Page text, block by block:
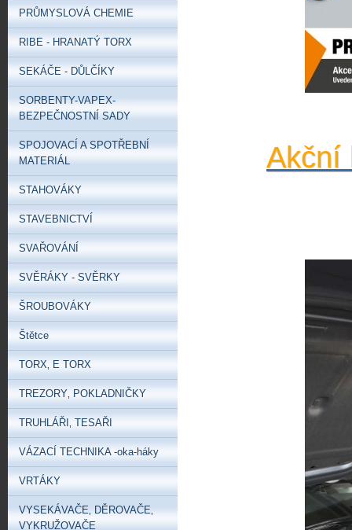
Akční
PRŮMYSLOVÁ CHEMIE
RIBE - HRANATÝ TORX
SEKÁČE - DŮLČÍKY
SORBENTY-VAPEX-
BEZPEČNOSTNÍ SADY
SPOJOVACÍ A SPOTŘEBNÍ
MATERIÁL
STAHOVÁKY
STAVEBNICTVÍ
SVAŘOVÁNÍ
SVĚRÁKY - SVĚRKY
ŠROUBOVÁKY
Štětce
TORX‚ E TORX
TREZORY‚ POKLADNIČKY
TRUHLÁŘI‚ TESAŘI
VÁZACÍ TECHNIKA -oka-háky
VRTÁKY
VYSEKÁVAČE‚ DĚROVAČE‚
VYKRUŽOVAČE